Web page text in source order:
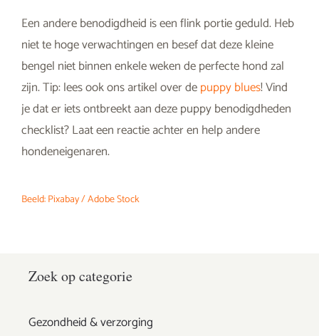
Een andere benodigdheid is een flink portie geduld. Heb
niet te hoge verwachtingen en besef dat deze kleine
bengel niet binnen enkele weken de perfecte hond zal
zijn. Tip: lees ook ons artikel over depuppy blues! Vind
je dat er iets ontbreekt aan deze puppy benodigdheden
checklist? Laat een reactie achter en help andere
hondeneigenaren.
Beeld: Pixabay / Adobe Stock
Zoek op categorie
Gezondheid & verzorging